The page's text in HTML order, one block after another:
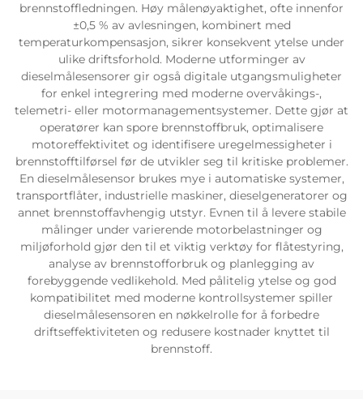
brennstoffledningen. Høy målenøyaktighet, ofte innenfor
±0,5 % av avlesningen, kombinert med
temperaturkompensasjon, sikrer konsekvent ytelse under
ulike driftsforhold. Moderne utforminger av
dieselmålesensorer gir også digitale utgangsmuligheter
for enkel integrering med moderne overvåkings-,
telemetri- eller motormanagementsystemer. Dette gjør at
operatører kan spore brennstoffbruk, optimalisere
motoreffektivitet og identifisere uregelmessigheter i
brennstofftilførsel før de utvikler seg til kritiske problemer.
En dieselmålesensor brukes mye i automatiske systemer,
transportflåter, industrielle maskiner, dieselgeneratorer og
annet brennstoffavhengig utstyr. Evnen til å levere stabile
målinger under varierende motorbelastninger og
miljøforhold gjør den til et viktig verktøy for flåtestyring,
analyse av brennstofforbruk og planlegging av
forebyggende vedlikehold. Med pålitelig ytelse og god
kompatibilitet med moderne kontrollsystemer spiller
dieselmålesensoren en nøkkelrolle for å forbedre
driftseffektiviteten og redusere kostnader knyttet til
brennstoff.